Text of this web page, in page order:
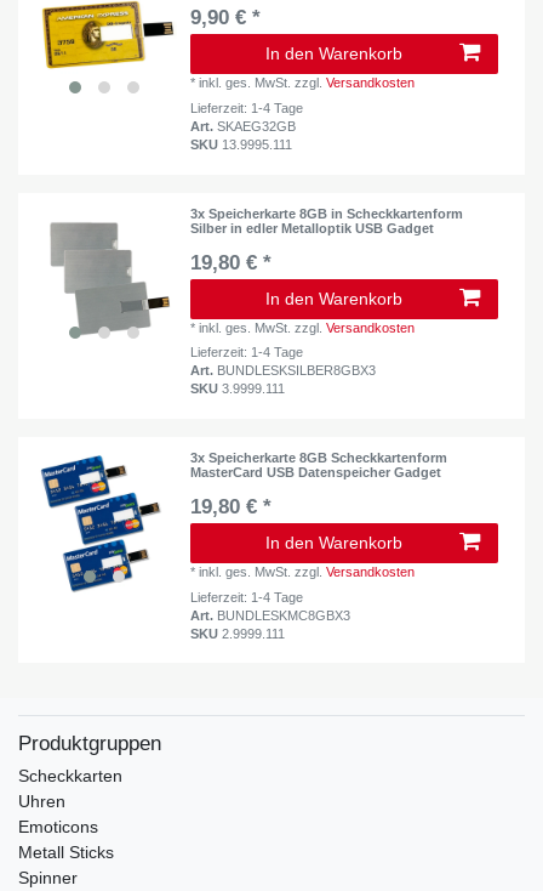
9,90 € *
In den Warenkorb
*inkl. ges. MwSt. zzgl.Versandkosten
Lieferzeit: 1-4 Tage
Art.SKAEG32GB
SKU 13.9995.111
3x Speicherkarte 8GB in Scheckkartenform
Silber in edler Metalloptik USB Gadget
19,80 € *
In den Warenkorb
*inkl. ges. MwSt. zzgl.Versandkosten
Lieferzeit: 1-4 Tage
Art. BUNDLESKSILBER8GBX3
SKU3.9999.111
3x Speicherkarte 8GB Scheckkartenform
MasterCard USB Datenspeicher Gadget
19,80 € *
In den Warenkorb
*inkl. ges. MwSt. zzgl.Versandkosten
Lieferzeit: 1-4 Tage
Art. BUNDLESKMC8GBX3
SKU2.9999.111
Produktgruppen
Scheckkarten
Uhren
Emoticons
Metall Sticks
Spinner